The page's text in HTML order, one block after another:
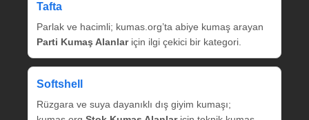
Tafta
Parlak ve hacimli; kumas.org’ta abiye kumaş arayan
Parti Kumaş Alanlariçin ilgi çekici bir kategori.
Softshell
Rüzgara ve suya dayanıklı dış giyim kumaşı;